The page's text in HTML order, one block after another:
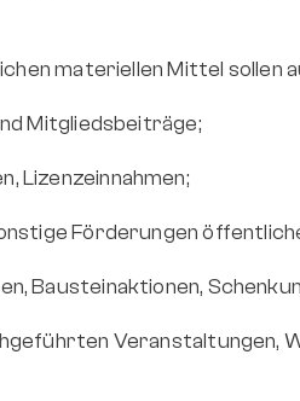
materiellen Mittel sollen
Mitgliedsbeiträge;
Lizenzeinnahmen;
Förderungen
Bausteinaktionen,